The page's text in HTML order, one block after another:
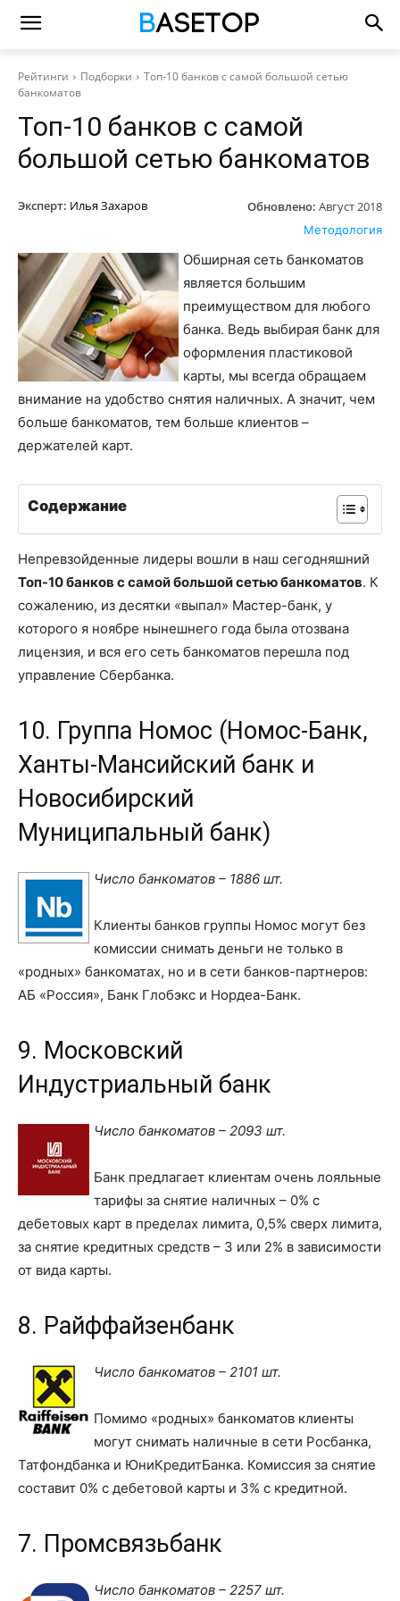
Рейтинги Подборки
Топ-10 банков с самой большой сетью
банкоматов
Топ-10 банков с самой
большой сетью банкоматов
Эксперт: Илья Захаров Обновлено: Август 2018
Методология
Обширная сеть банкоматов
является большим
преимуществом для любого
банка. Ведь выбирая банк для
оформления пластиковой
карты, мы всегда обращаем
внимание на удобство снятия наличных. А значит, чем
больше банкоматов, тем больше клиентов –
держателей карт.
Содержание
Непревзойденные лидеры вошли в наш сегодняшний
Топ-10 банков с самой большой сетью банкоматов. К
сожалению, из десятки «выпал» Мастер-банк, у
которого я ноябре нынешнего года была отозвана
лицензия, и вся его сеть банкоматов перешла под
управление Сбербанка.
10. Группа Номос (Номос-Банк,
Ханты-Мансийский банк и
Новосибирский
Муниципальный банк)
Число банкоматов – 1886 шт.
Клиенты банков группы Номос могут без
комиссии снимать деньги не только в
«родных» банкоматах, но и в сети банков-партнеров:
АБ «Россия», Банк Глобэкс и Нордеа-Банк.
9. Московский
Индустриальный банк
Число банкоматов – 2093 шт.
Банк предлагает клиентам очень лояльные
тарифы за снятие наличных – 0% с
дебетовых карт в пределах лимита, 0,5% сверх лимита,
за снятие кредитных средств – 3 или 2% в зависимости
от вида карты.
8. Райффайзенбанк
Число банкоматов – 2101 шт.
Помимо «родных» банкоматов клиенты
могут снимать наличные в сети Росбанка,
Татфондбанка и ЮниКредитБанка. Комиссия за снятие
составит 0% с дебетовой карты и 3% с кредитной.
7. Промсвязьбанк
Число банкоматов – 2257 шт.